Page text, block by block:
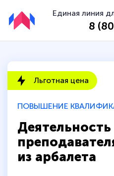
Единая линия
8
ПОВЫШЕНИЕ
из арбалета
Льготная цена